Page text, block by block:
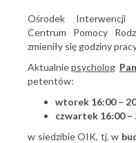
Ośrodek Interwencji
Centrum Pomocy
zmieniły się godziny
Aktualniepsycholog
petentów:
wtorek 16:00 –
czwartek 16:00 –
w siedzibie OIK, tj. w